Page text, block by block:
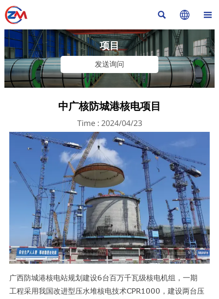
  
项目
发送询问
中广核防城港核电项目
Time : 2024/04/23
广西防城港核电站规划建设6台百万千瓦级核电机组，一期
工程采用我国改进型压水堆核电技术CPR1000，建设两台压